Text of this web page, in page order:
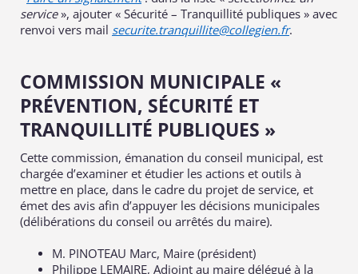
service», ajouter « Sécurité – Tranquillité publiques » avec
renvoi vers mail securite.tranquillite@collegien.fr.
COMMISSION MUNICIPALE «
PRÉVENTION, SÉCURITÉ ET
TRANQUILLITÉ PUBLIQUES »
Cette commission, émanation du conseil municipal, est
chargée d’examiner et étudier les actions et outils à
mettre en place, dans le cadre du projet de service, et
émet des avis afin d’appuyer les décisions municipales
(délibérations du conseil ou arrêtés du maire).
M. PINOTEAU Marc, Maire (président)
Philippe LEMAIRE, Adjoint au maire délégué à la